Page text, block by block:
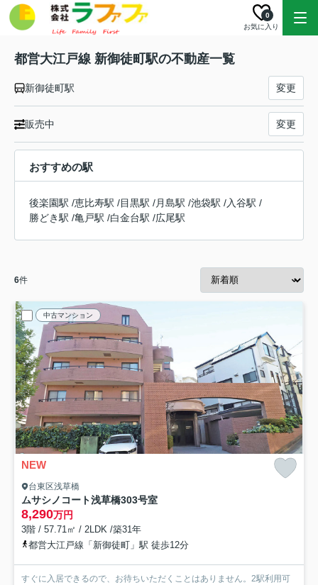
お気に入り
0
都営大江戸線 新御徒町駅の不動産一覧
新御徒町駅 変更
販売中 変更
おすすめの駅
後楽園駅 /恵比寿駅 /目黒駅 /月島駅 /池袋駅 /入谷駅 /
勝どき駅 /亀戸駅 /白金台駅 /広尾駅
6件
中古マンション
NEW
台東区浅草橋
ムサシノコート浅草橋303号室
8,290万円
3階 / 57.71㎡ / 2LDK /築31年
都営大江戸線「新御徒町」駅 徒歩12分
すぐに入居できるので、お待ちいただくことはありません。2駅利用可